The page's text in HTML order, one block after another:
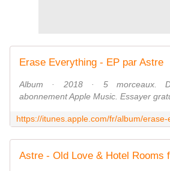
Erase Everything - EP par Astre
Album · 2018 · 5 morceaux.
abonnement Apple Music. Essayer
Astre - Old Love & Hotel Rooms